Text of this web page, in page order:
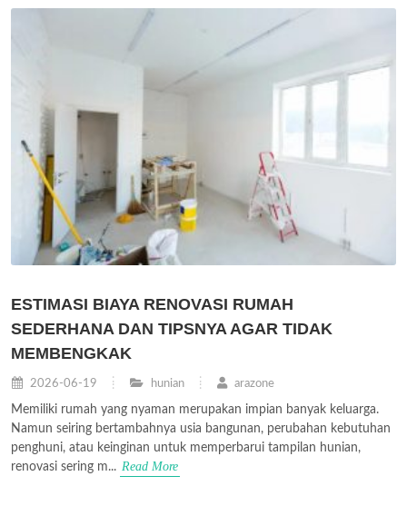
ESTIMASI BIAYA RENOVASI RUMAH
SEDERHANA DAN TIPSNYA AGAR TIDAK
MEMBENGKAK
2026-06-19 hunian arazone
Memiliki rumah yang nyaman merupakan impian banyak keluarga.
Namun seiring bertambahnya usia bangunan, perubahan kebutuhan
penghuni, atau keinginan untuk memperbarui tampilan hunian,
renovasi sering m... Read More